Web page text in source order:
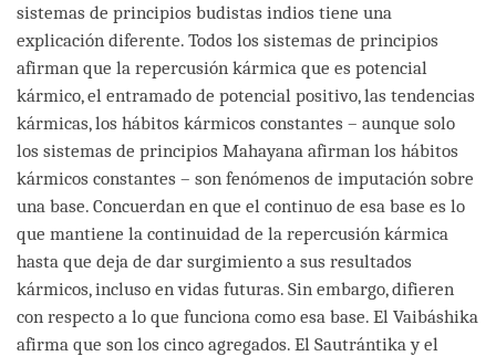
sistemas de principios budistas indios tiene una
explicación diferente. Todos los sistemas de principios
afirman que la repercusión kármica que es potencial
kármico, el entramado de potencial positivo, las tendencias
kármicas, los hábitos kármicos constantes – aunque solo
los sistemas de principios Mahayana afirman los hábitos
kármicos constantes – son fenómenos de imputación sobre
una base. Concuerdan en que el continuo de esa base es lo
que mantiene la continuidad de la repercusión kármica
hasta que deja de dar surgimiento a sus resultados
kármicos, incluso en vidas futuras. Sin embargo, difieren
con respecto a lo que funciona como esa base. El Vaibáshika
afirma que son los cinco agregados. El Sautrántika y el